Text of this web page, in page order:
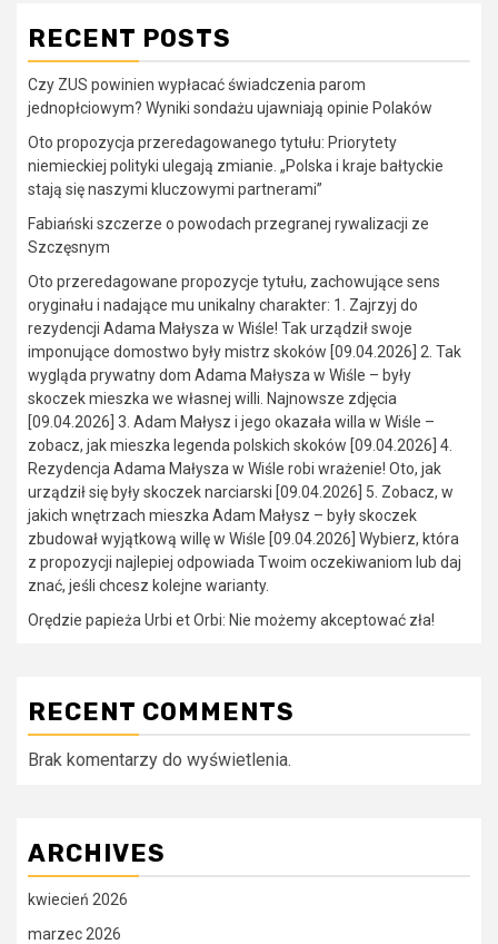
RECENT POSTS
Czy ZUS powinien wypłacać świadczenia parom
jednopłciowym? Wyniki sondażu ujawniają opinie Polaków
Oto propozycja przeredagowanego tytułu: Priorytety
niemieckiej polityki ulegają zmianie. „Polska i kraje bałtyckie
stają się naszymi kluczowymi partnerami”
Fabiański szczerze o powodach przegranej rywalizacji ze
Szczęsnym
Oto przeredagowane propozycje tytułu, zachowujące sens
oryginału i nadające mu unikalny charakter: 1. Zajrzyj do
rezydencji Adama Małysza w Wiśle! Tak urządził swoje
imponujące domostwo były mistrz skoków [09.04.2026] 2. Tak
wygląda prywatny dom Adama Małysza w Wiśle – były
skoczek mieszka we własnej willi. Najnowsze zdjęcia
[09.04.2026] 3. Adam Małysz i jego okazała willa w Wiśle –
zobacz, jak mieszka legenda polskich skoków [09.04.2026] 4.
Rezydencja Adama Małysza w Wiśle robi wrażenie! Oto, jak
urządził się były skoczek narciarski [09.04.2026] 5. Zobacz, w
jakich wnętrzach mieszka Adam Małysz – były skoczek
zbudował wyjątkową willę w Wiśle [09.04.2026] Wybierz, która
z propozycji najlepiej odpowiada Twoim oczekiwaniom lub daj
znać, jeśli chcesz kolejne warianty.
Orędzie papieża Urbi et Orbi: Nie możemy akceptować zła!
RECENT COMMENTS
Brak komentarzy do wyświetlenia.
ARCHIVES
kwiecień 2026
marzec 2026